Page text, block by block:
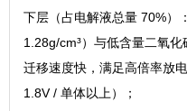
下层（占电解液总量 70%）
1.28g/cm³）与低含量二氧
迁移速度快，满足高倍率放
1.8V / 单体以上）；